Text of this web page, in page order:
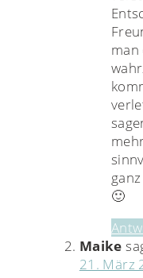
🙂
Maike
21. März